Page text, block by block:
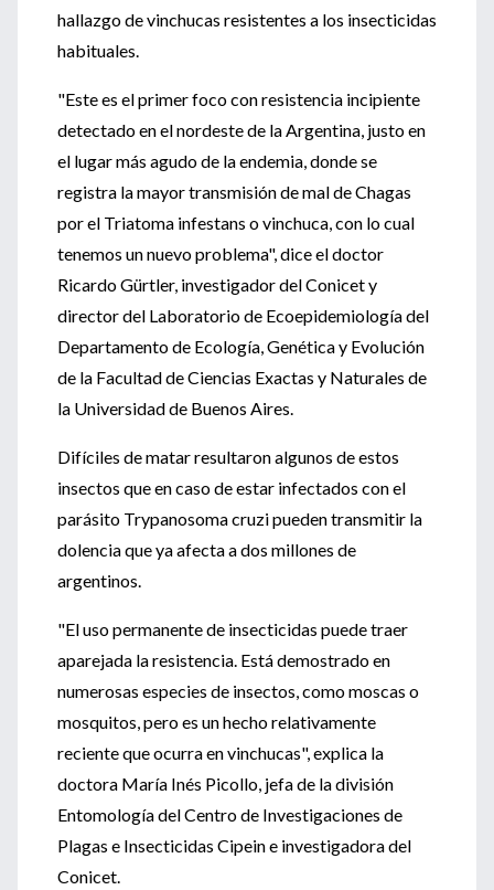
hallazgo de vinchucas resistentes a los insecticidas
habituales.
"Este es el primer foco con resistencia incipiente
detectado en el nordeste de la Argentina, justo en
el lugar más agudo de la endemia, donde se
registra la mayor transmisión de mal de Chagas
por el Triatoma infestans o vinchuca, con lo cual
tenemos un nuevo problema", dice el doctor
Ricardo Gürtler, investigador del Conicet y
director del Laboratorio de Ecoepidemiología del
Departamento de Ecología, Genética y Evolución
de la Facultad de Ciencias Exactas y Naturales de
la Universidad de Buenos Aires.
Difíciles de matar resultaron algunos de estos
insectos que en caso de estar infectados con el
parásito Trypanosoma cruzi pueden transmitir la
dolencia que ya afecta a dos millones de
argentinos.
"El uso permanente de insecticidas puede traer
aparejada la resistencia. Está demostrado en
numerosas especies de insectos, como moscas o
mosquitos, pero es un hecho relativamente
reciente que ocurra en vinchucas", explica la
doctora María Inés Picollo, jefa de la división
Entomología del Centro de Investigaciones de
Plagas e Insecticidas Cipein e investigadora del
Conicet.